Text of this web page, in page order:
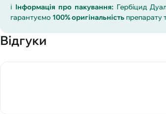
ℹ️ Інформація про пакування: Гербіцид
гарантуємо 100% оригінальність препарату
Відгуки